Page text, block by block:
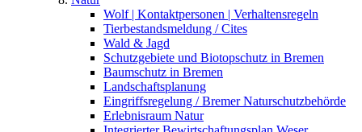
Wolf | Kontaktpersonen | Verhaltensregeln
Tierbestandsmeldung / Cites
Wald & Jagd
Schutzgebiete und Biotopschutz in Bremen
Baumschutz in Bremen
Landschaftsplanung
Eingriffsregelung / Bremer Naturschutzbehörde
Erlebnisraum Natur